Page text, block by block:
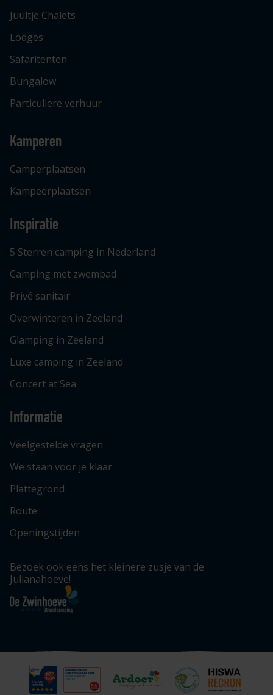
Juultje Chalets
Lodges
Safaritenten
Bungalow
Particuliere verhuur
Kamperen
Camperplaatsen
Kampeerplaatsen
Inspiratie
5 Sterren camping in Nederland
Camping met zwembad
Privé sanitair
Overwinteren in Zeeland
Glamping in Zeeland
Luxe camping in Zeeland
Concert at Sea
Informatie
Veelgestelde vragen
We staan voor je klaar
Plattegrond
Route
Openingstijden
Bezoek ook eens het kleinere zusje van de
Julianahoeve!